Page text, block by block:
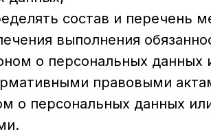
состав и перечень
выполнения
о персональных данных
правовыми
о персональных данных